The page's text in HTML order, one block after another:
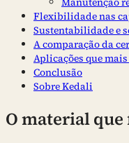
Flexibilidade nas
Sustentabilidade e
A comparação da
Aplicações que
Conclusão
Sobre Kedali
O material que